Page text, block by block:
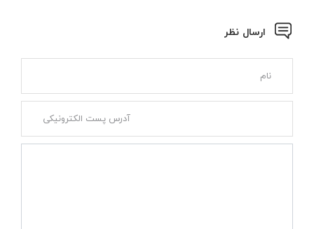
ارسال نظر